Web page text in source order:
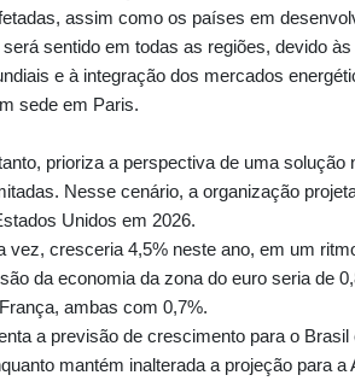
de opositora à Venezuela
caso de hantavírus da cepa Andes
argentino
ao Barcelona para negociar
City
assim como os países em
sentido em todas as regiões, devido
e à integração dos mercados
sede em Paris.
prioriza a perspectiva de uma solução
Nesse cenário, a organização
Unidos em 2026.
vez, cresceria 4,5% neste ano, em um
da economia da zona do euro seria de
ambas com 0,7%.
a previsão de crescimento para o
mantém inalterada a projeção para